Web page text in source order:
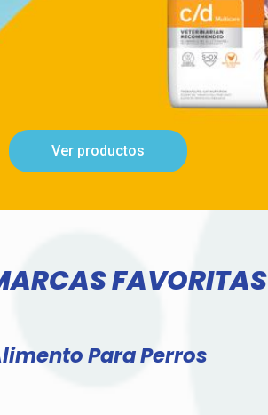
Ver productos
FAVORITAS
Para Perros